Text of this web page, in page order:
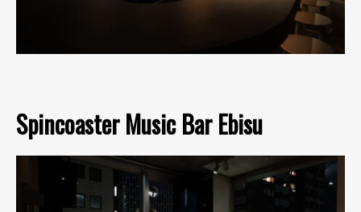
Spincoaster Music Bar Ebisu